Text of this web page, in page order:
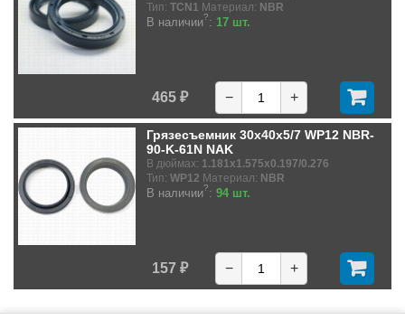
Тип: TCN1 Материал: NBR
В наличии?: 17 шт.
465 ₽ − +
Грязесъемник 30x40x5/7 WP12 NBR-
90-K-61N NAK
В дюймах: 1.181x1.575x0.197/0.276
Тип: WP12 Материал: NBR
В наличии?: 94 шт.
157 ₽ − +